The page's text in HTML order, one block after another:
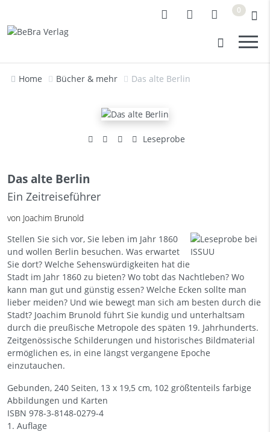
0
Home Bücher & mehr Das alte Berlin
Leseprobe
Das alte Berlin
Ein Zeitreiseführer
von Joachim Brunold
Stellen Sie sich vor, Sie leben im Jahr 1860
und wollen Berlin besuchen. Was erwartet
Sie dort? Welche Sehenswürdigkeiten hat die
Stadt im Jahr 1860 zu bieten? Wo tobt das Nachtleben? Wo
kann man gut und günstig essen? Welche Ecken sollte man
lieber meiden? Und wie bewegt man sich am besten durch die
Stadt? Joachim Brunold führt Sie kundig und unterhaltsam
durch die preußische Metropole des späten 19. Jahrhunderts.
Zeitgenössische Schilderungen und historisches Bildmaterial
ermöglichen es, in eine längst vergangene Epoche
einzutauchen.
Gebunden, 240 Seiten, 13 x 19,5 cm, 102 größtenteils farbige
Abbildungen und Karten
ISBN 978-3-8148-0279-4
1. Auflage